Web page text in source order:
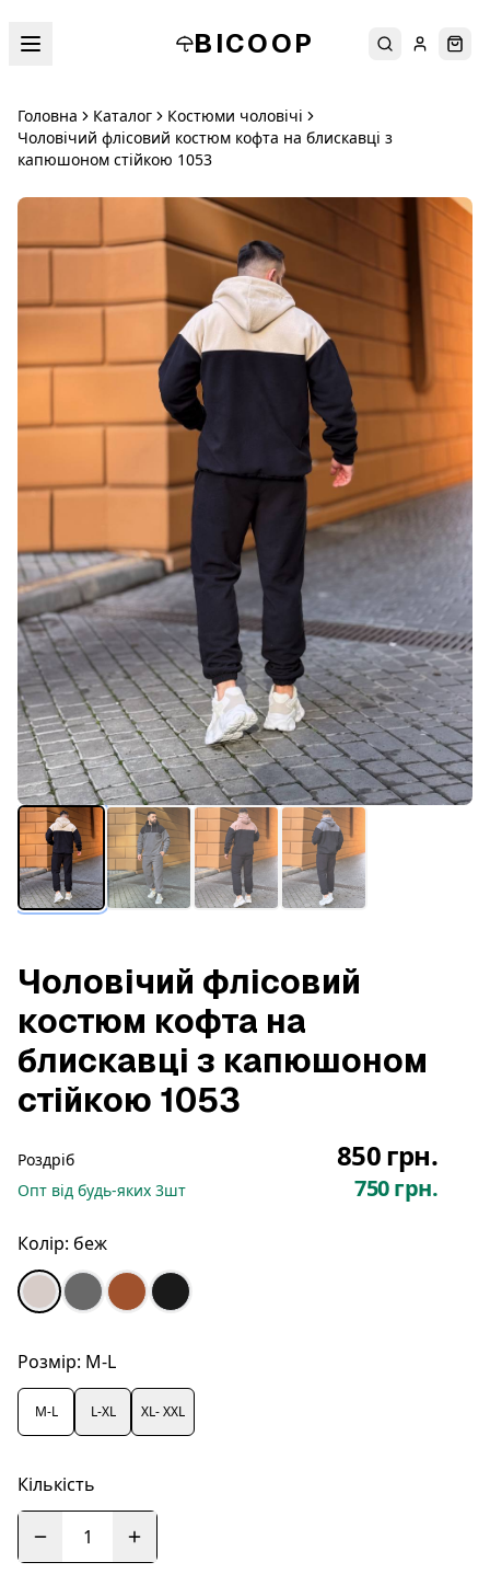
BICOOP ПошукУвійти
Головна Каталог
Костюми чоловічі
Чоловічий флісовий костюм кофта на блискавці з
капюшоном стійкою 1053
Чоловічий флісовий
костюм кофта на
блискавці з капюшоном
стійкою 1053
Роздріб 850 грн.
Опт від будь-яких 3шт 750 грн.
Колір: беж
Розмір: M-L
M-L L-XL XL- XXL
Кількість
1